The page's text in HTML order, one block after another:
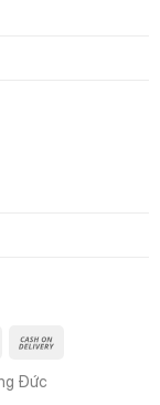
MasterCard
Đức